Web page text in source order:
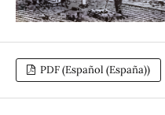
PDF (Español (España))